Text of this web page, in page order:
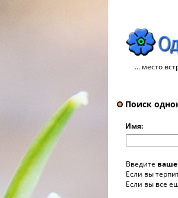
... место
Поиск
Имя:
Введите
Если вы
Если вы все